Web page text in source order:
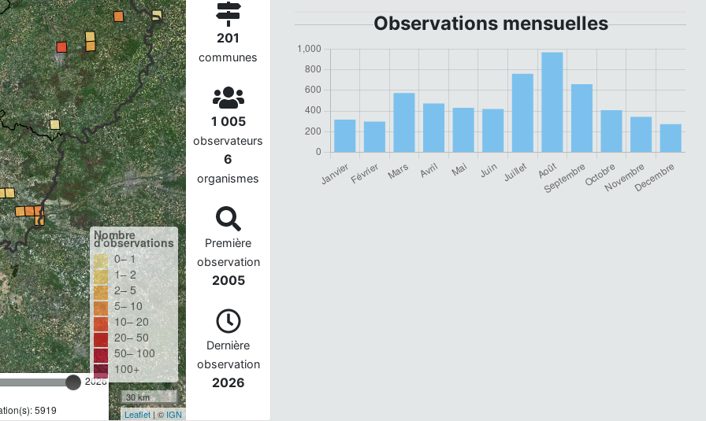
2026
5919
Nombre
d'observations
0– 1
1– 2
2– 5
5– 10
10– 20
20– 50
50– 100
100+
30 km
Leaflet| © IGN
201
communes
1 005
observateurs
6
organismes
Première
observation
2005
Dernière
observation
2026
Observations mensuelles